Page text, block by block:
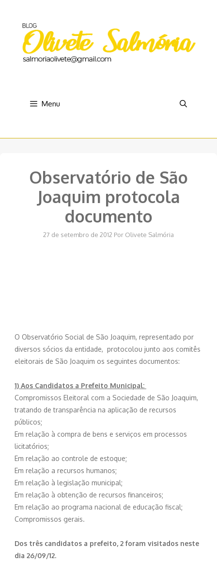
conteúdo
Menu
Observatório de São
Joaquim protocola
documento
27 de setembro de 2012 Por Olivete Salmória
O Observatório Social de São Joaquim, representado por
diversos sócios da entidade, protocolou junto aos comitês
eleitorais de São Joaquim os seguintes documentos:
1) Aos Candidatos a Prefeito Municipal:
Compromissos Eleitoral com a Sociedade de São Joaquim,
tratando de transparência na aplicação de recursos
públicos;
Em relação à compra de bens e serviços em processos
licitatórios;
Em relação ao controle de estoque;
Em relação a recursos humanos;
Em relação à legislação municipal;
Em relação à obtenção de recursos financeiros;
Em relação ao programa nacional de educação fiscal;
Compromissos gerais.
Dos três candidatos a prefeito, 2 foram visitados neste
dia 26/09/12.